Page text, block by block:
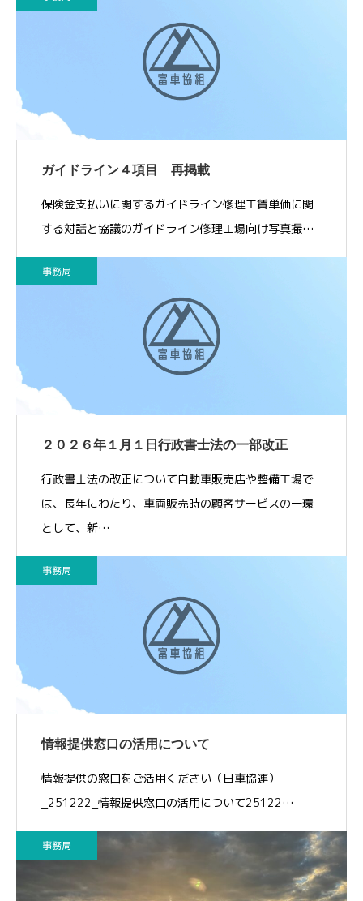
ガイドライン４項目 再掲載
保険金支払いに関するガイドライン修理工賃単価に関
する対話と協議のガイドライン修理工場向け写真撮…
事務局
２０２６年１月１日行政書士法の一部改正
行政書士法の改正について自動車販売店や整備工場で
は、長年にわたり、車両販売時の顧客サービスの一環
として、新…
事務局
情報提供窓口の活用について
情報提供の窓口をご活用ください（日車協連）
_251222_情報提供窓口の活用について25122…
事務局